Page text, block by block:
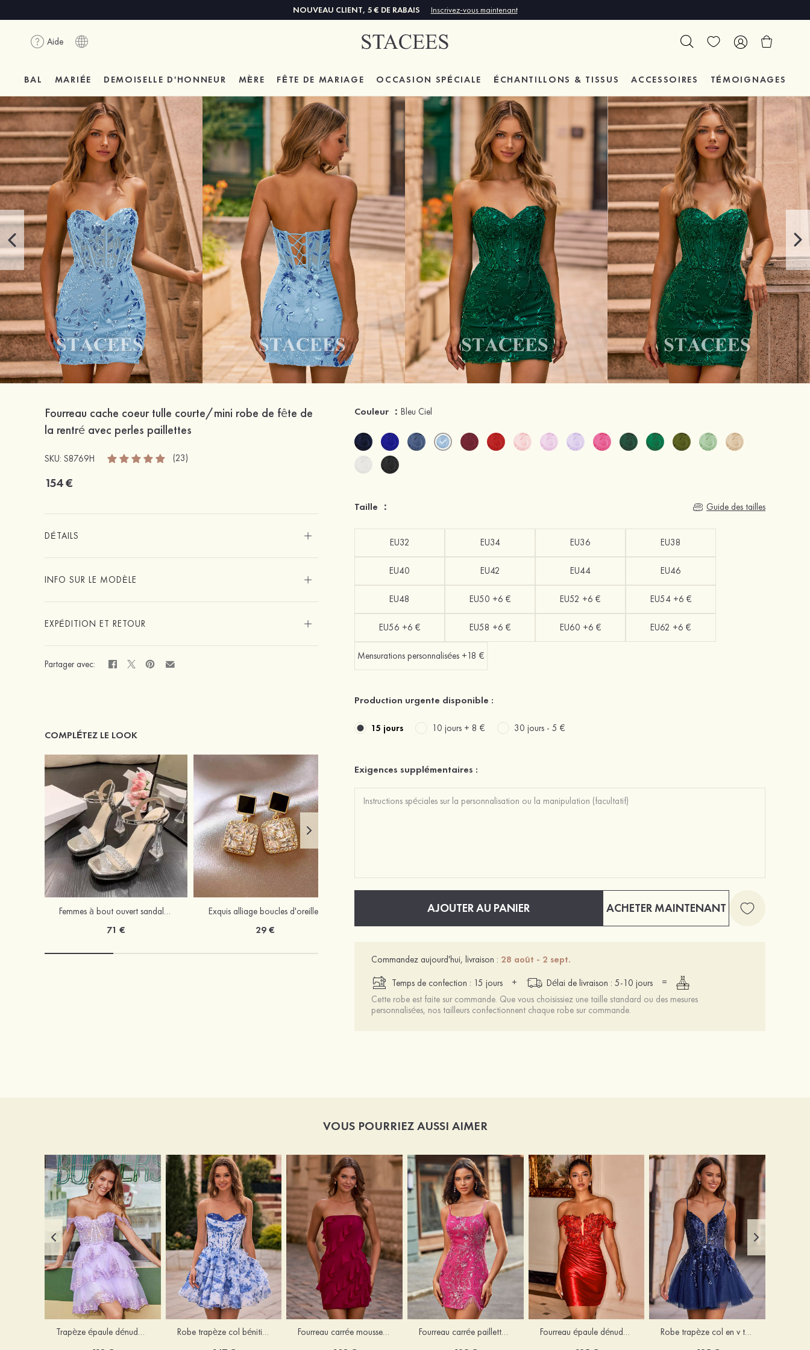
NOUVEAU CLIENT, 5 € DE RABAIS Inscrivez-vous maintenant
Aide
BAL MARIÉE DEMOISELLE D'HONNEUR MÈRE FÊTE DE MARIAGE OCCASION SPÉCIALE ÉCHANTILLONS & TISSUS ACCESSOIRES TÉMOIGNAGES
Fourreau cache coeur tulle courte/mini robe de fête de
la rentré avec perles paillettes
SKU: S8769H (23)
154 €
DÉTAILS
INFO SUR LE MODÈLE
EXPÉDITION ET RETOUR
Partager avec:
COMPLÉTEZ LE LOOK
Femmes à bout ouvert sandales talon bottier fête et soirée chaussures de mode
71 €
Exquis alliage boucles d'oreilles
29 €
Femmes pvc à bout ouvert sandales talon bottie chaussures de mode
56 €
Mariée onirique polyester soutien-gorge
12 €
Couleur ：Bleu Ciel
Taille ： Guide des tailles
EU32 EU34 EU36 EU38
EU40 EU42 EU44 EU46
EU48 EU50 +6 € EU52 +6 € EU54 +6 €
EU56 +6 € EU58 +6 € EU60 +6 € EU62 +6 €
Mensurations personnalisées +18 €
Production urgente disponible :
15 jours 10 jours + 8 € 30 jours -5 €
Exigences supplémentaires :
AJOUTER AU PANIER ACHETER MAINTENANT
Commandez aujourd'hui, livraison : 28 août - 2 sept.
Temps de confection : 15 jours
+ Délai de livraison : 5-10 jours
=
Cette robe est faite sur commande. Que vous choisissiez une taille standard ou des mesures
personnalisées, nos tailleurs confectionnent chaque robe sur commande.
VOUS POURRIEZ AUSSI AIMER
Trapèze épaule dénudée tulle courte/mini robe de fête de la rentrée avec paillettes Robe trapèze col bénitier mousseline courte/mini robe de fête de la rentrée avec appliqué Fourreau carrée mousseline courte/mini robe de fête de la rentré avec volants Fourreau carrée paillettes courte/mini robe de fête de la rentrée Fourreau épaule dénudée soie comme du satin courte/mini robe de fête de la rentrée Robe trapèze col en v tulle courte/mini robe de fête de la rentrée avec poches paillettes